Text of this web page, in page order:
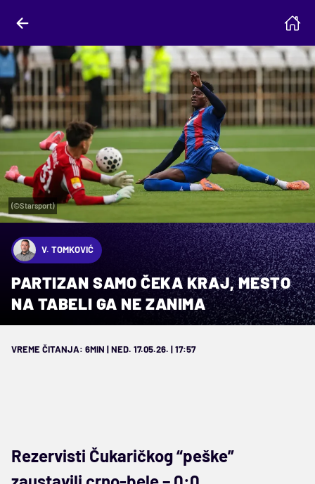
(©Starsport)
V. TOMKOVIĆ
PARTIZAN SAMO ČEKA KRAJ, MESTO
NA TABELI GA NE ZANIMA
VREME ČITANJA: 6MIN | NED. 17.05.26. | 17:57
Rezervisti Čukaričkog “peške”